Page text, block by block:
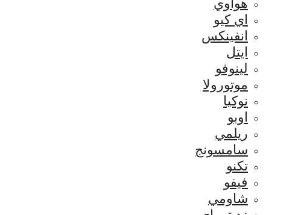
هواوي
اي كيو
انفينكس
ايتل
لينوفو
موتورولا
نوكيا
اوبو
ريلمي
سامسونج
تكنو
فيفو
شاومي